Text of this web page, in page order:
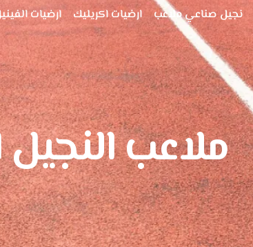
نجيل صناعي ملاعب ارضيات اكريليك ارضيات
ملاعب